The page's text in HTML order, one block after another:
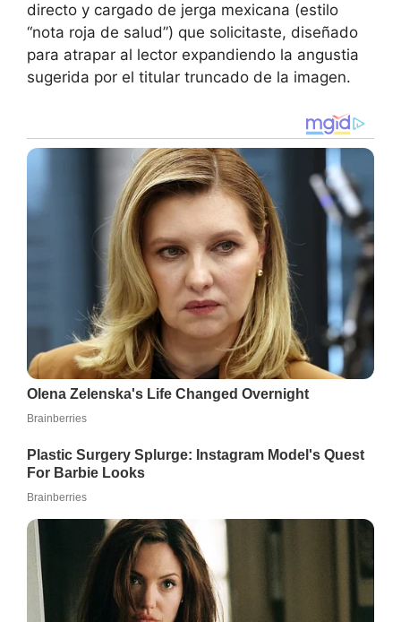
directo y cargado de jerga mexicana (estilo
“nota roja de salud”) que solicitaste, diseñado
para atrapar al lector expandiendo la angustia
sugerida por el titular truncado de la imagen.